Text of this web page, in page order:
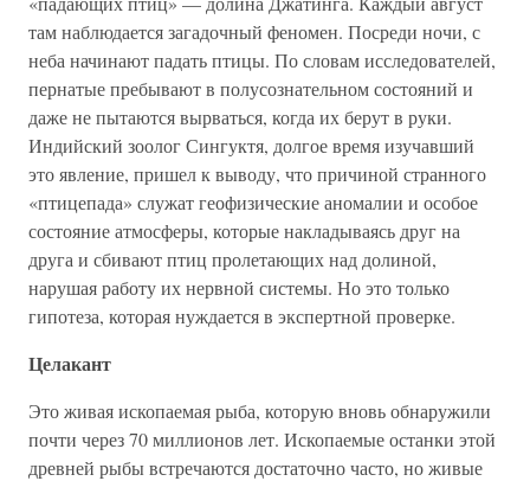
там наблюдается загадочный феномен. Посреди ночи, с
неба начинают падать птицы. По словам исследователей,
пернатые пребывают в полусознательном состояний и
даже не пытаются вырваться, когда их берут в руки.
Индийский зоолог Сингуктя, долгое время изучавший
это явление, пришел к выводу, что причиной странного
«птицепада» служат геофизические аномалии и особое
состояние атмосферы, которые накладываясь друг на
друга и сбивают птиц пролетающих над долиной,
нарушая работу их нервной системы. Но это только
гипотеза, которая нуждается в экспертной проверке.
Целакант
Это живая ископаемая рыба, которую вновь обнаружили
почти через 70 миллионов лет. Ископаемые останки этой
древней рыбы встречаются достаточно часто, но живые